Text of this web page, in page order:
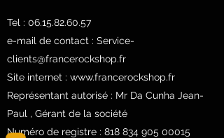
Tel : 06.15.82.60.57
e-mail de contact : Service-
clients@francerockshop.fr
Site internet : www.francerockshop.fr
Représentant autorisé : Mr Da Cunha Jean-
Paul , Gérant de la société
Numéro de registre : 818 834 905 00015